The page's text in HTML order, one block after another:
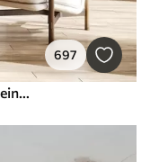
697
Texturierte Vintage-Landschaft mit einem Baum in der Nähe von Fluss und einem bewölkten Himmel, Natur Kunst in Sepia-Tönen